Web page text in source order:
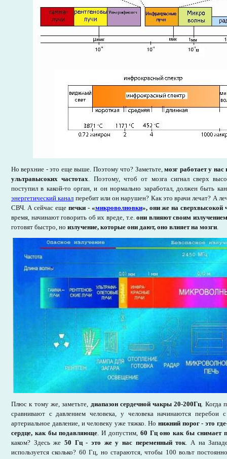
Но верхние - это еще выше. Поэтому что? Заметьте,мозг работает у
ультравысоких частотах. Поэтому, чтоб от мозга сигнал сверх
поступил в какой-то орган, и он нормально заработал, должен быть
энергетический канал перебит или он нарушен? Как это врачи лечат? А
СВЧ. А сейчас еще печки - «микроволновки», они же на сверхвысокой
время, начинают говорить об их вреде, т.е.они влияют своим
готовят быстро, но излучение, которые они дают, оно влияет на мозги.
Плюс к тому же, заметьте, диапазон сердечной чакры 20-200Гц. Когда
сравнивают с давлением человека, у человека начинаются перебои
артериальное давление, и человеку уже тяжко. Но нижний порог - это
сердце, как бы подавляюще. И допустим, 60 Гц оно как бы снимает
каком? Здесь же 50 Гц - это же у нас переменный ток. А на
используется сколько? 60 Гц, но стараются, чтобы 100 вольт